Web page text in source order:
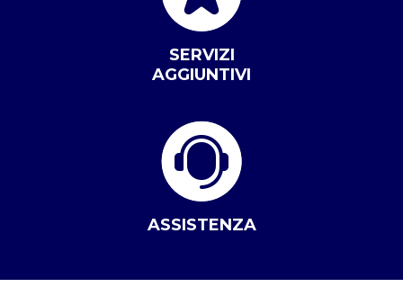
SERVIZI
AGGIUNTIVI
ASSISTENZA